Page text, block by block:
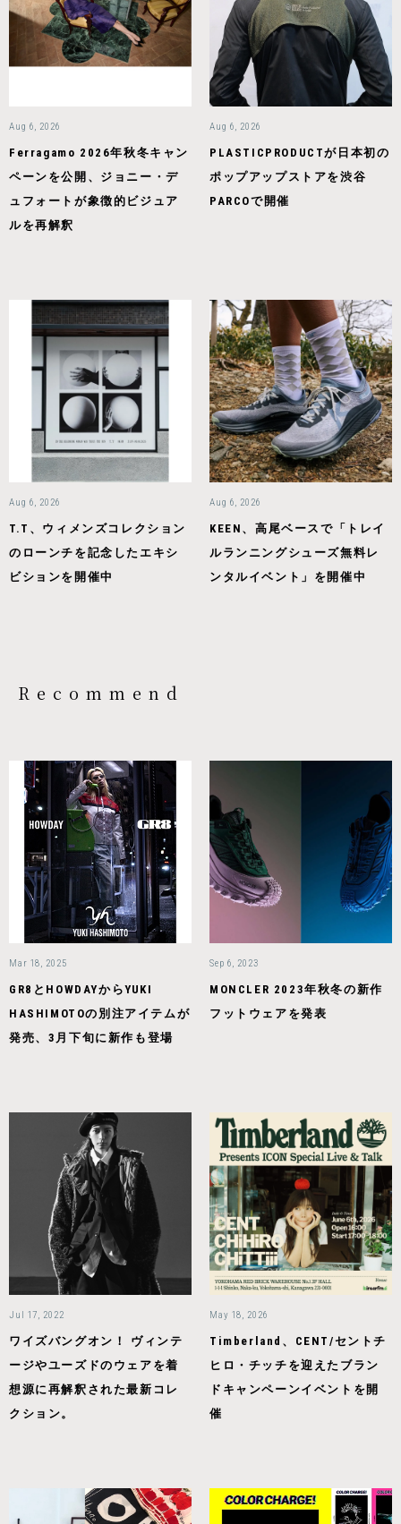
Aug 6, 2026
Ferragamo 2026年秋冬キャン
ペーンを公開、ジョニー・デ
ュフォートが象徴的ビジュア
ルを再解釈
Aug 6, 2026
PLASTICPRODUCTが日本初の
ポップアップストアを渋谷
PARCOで開催
Aug 6, 2026
T.T、ウィメンズコレクション
のローンチを記念したエキシ
ビションを開催中
Aug 6, 2026
KEEN、高尾ベースで「トレイ
ルランニングシューズ無料レ
ンタルイベント」を開催中
Recommend
Mar 18, 2025
GR8とHOWDAYからYUKI
HASHIMOTOの別注アイテムが
発売、3月下旬に新作も登場
Sep 6, 2023
MONCLER 2023年秋冬の新作
フットウェアを発表
Jul 17, 2022
ワイズバングオン！ ヴィンテ
ージやユーズドのウェアを着
想源に再解釈された最新コレ
クション。
May 18, 2026
Timberland、CENT/セントチ
ヒロ・チッチを迎えたブラン
ドキャンペーンイベントを開
催